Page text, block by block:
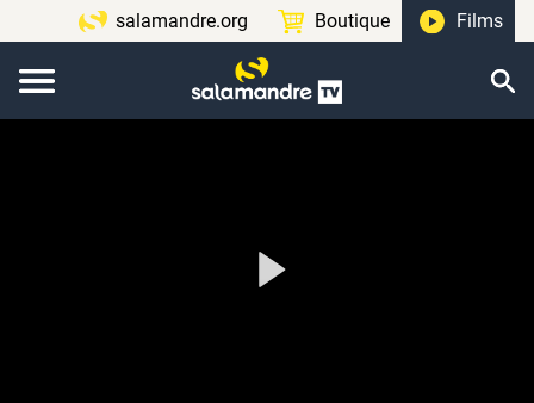
salamandre.org Boutique Films